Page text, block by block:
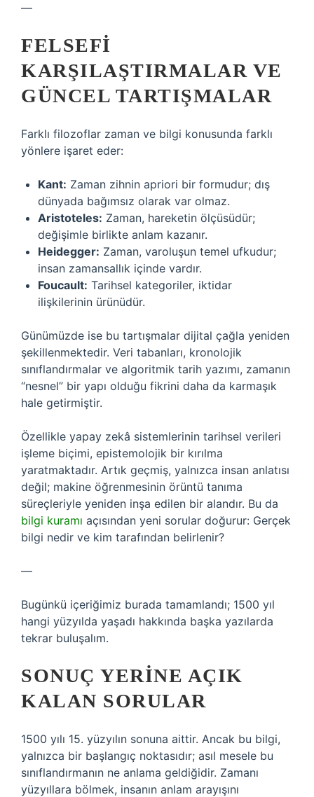
—
FELSEFI
KARŞILAŞTIRMALAR VE
GÜNCEL TARTIŞMALAR
Farklı filozoflar zaman ve bilgi konusunda farklı
yönlere işaret eder:
Kant: Zaman zihnin apriori bir formudur; dış
dünyada bağımsız olarak var olmaz.
Aristoteles: Zaman, hareketin ölçüsüdür;
değişimle birlikte anlam kazanır.
Heidegger: Zaman, varoluşun temel ufkudur;
insan zamansallık içinde vardır.
Foucault: Tarihsel kategoriler, iktidar
ilişkilerinin ürünüdür.
Günümüzde ise bu tartışmalar dijital çağla yeniden
şekillenmektedir. Veri tabanları, kronolojik
sınıflandırmalar ve algoritmik tarih yazımı, zamanın
“nesnel” bir yapı olduğu fikrini daha da karmaşık
hale getirmiştir.
Özellikle yapay zekâ sistemlerinin tarihsel verileri
işleme biçimi, epistemolojik bir kırılma
yaratmaktadır. Artık geçmiş, yalnızca insan anlatısı
değil; makine öğrenmesinin örüntü tanıma
süreçleriyle yeniden inşa edilen bir alandır. Bu da
bilgi kuramı açısından yeni sorular doğurur: Gerçek
bilgi nedir ve kim tarafından belirlenir?
—
Bugünkü içeriğimiz burada tamamlandı; 1500 yıl
hangi yüzyılda yaşadı hakkında başka yazılarda
tekrar buluşalım.
SONUÇ YERINE AÇIK
KALAN SORULAR
1500 yılı 15. yüzyılın sonuna aittir. Ancak bu bilgi,
yalnızca bir başlangıç noktasıdır; asıl mesele bu
sınıflandırmanın ne anlama geldiğidir. Zamanı
yüzyıllara bölmek, insanın anlam arayışını